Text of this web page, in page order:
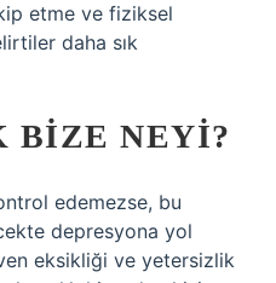
etme ve fiziksel
daha sık
BIZE NEYI?
edemezse, bu
depresyona yol
eksikliği ve yetersizlik